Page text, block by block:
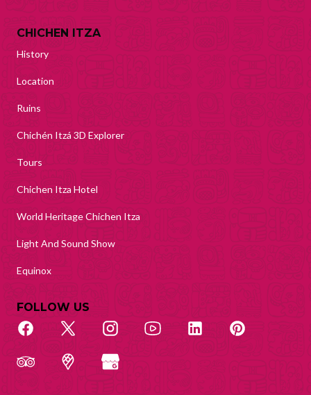
CHICHEN ITZA
History
Location
Ruins
Chichén Itzá 3D Explorer
Tours
Chichen Itza Hotel
World Heritage Chichen Itza
Light And Sound Show
Equinox
FOLLOW US